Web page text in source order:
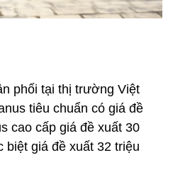
phối tại thị trường Việt
tiêu chuẩn có giá đề
cao cấp giá đề xuất 30
biệt giá đề xuất 32 triệu